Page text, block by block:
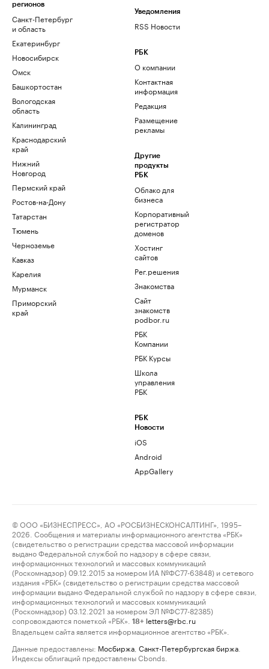
регионов
Санкт-Петербург
и область
Екатеринбург
Новосибирск
Омск
Башкортостан
Вологодская
область
Калининград
Краснодарский
край
Нижний
Новгород
Пермский край
Ростов-на-Дону
Татарстан
Тюмень
Черноземье
Кавказ
Карелия
Мурманск
Приморский
край
Уведомления
RSS Новости
РБК
О компании
Контактная
информация
Редакция
Размещение
рекламы
Другие
продукты
РБК
Облако для
бизнеса
Корпоративный
регистратор
доменов
Хостинг
сайтов
Рег.решения
Знакомства
Сайт
знакомств
podbor.ru
РБК
Компании
РБК Курсы
Школа
управления
РБК
РБК
Новости
iOS
Android
AppGallery
© ООО «БИЗНЕСПРЕСС», АО «РОСБИЗНЕСКОНСАЛТИНГ», 1995–
2026. Сообщения и материалы информационного агентства «РБК»
(свидетельство о регистрации средства массовой информации
выдано Федеральной службой по надзору в сфере связи,
информационных технологий и массовых коммуникаций
(Роскомнадзор) 09.12.2015 за номером ИА №ФС77-63848) и сетевого
издания «РБК» (свидетельство о регистрации средства массовой
информации выдано Федеральной службой по надзору в сфере связи,
информационных технологий и массовых коммуникаций
(Роскомнадзор) 03.12.2021 за номером ЭЛ №ФС77-82385)
сопровождаются пометкой «РБК».
18+ letters@rbc.ru
Владельцем сайта является информационное агентство «РБК».
Данные предоставлены: Мосбиржа Санкт-Петербургская биржа
Индексы облигаций предоставлены Cbonds.